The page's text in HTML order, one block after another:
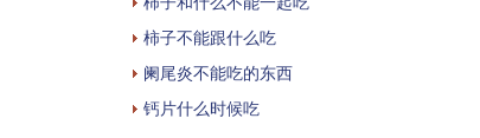
柿子不能跟什么吃
阑尾炎不能吃的东西
钙片什么时候吃